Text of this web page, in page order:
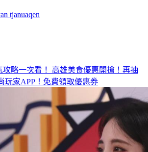
tjanuaqen
略一次看！ 高雄美食優惠開搶！再抽
玩家APP！免費領取優惠券